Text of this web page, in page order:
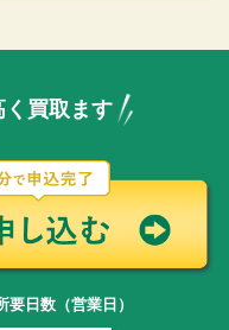
買取ます
日数（営業日）